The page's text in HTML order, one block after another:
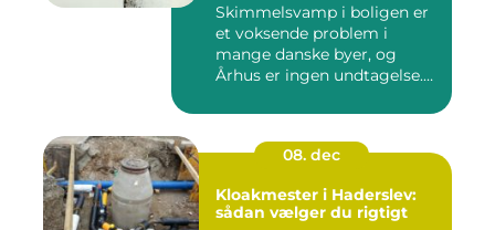
Skimmelsvamp i boligen er
et voksende problem i
mange danske byer, og
Århus er ingen undtagelse.
08. dec
Kloakmester i Haderslev:
sådan vælger du rigtigt